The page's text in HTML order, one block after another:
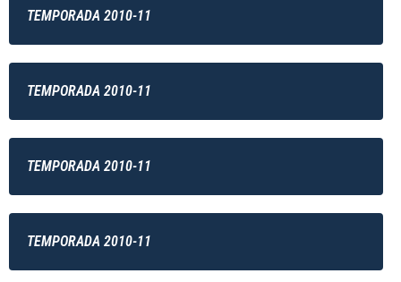
TEMPORADA 2010-11
TEMPORADA 2010-11
TEMPORADA 2010-11
TEMPORADA 2010-11